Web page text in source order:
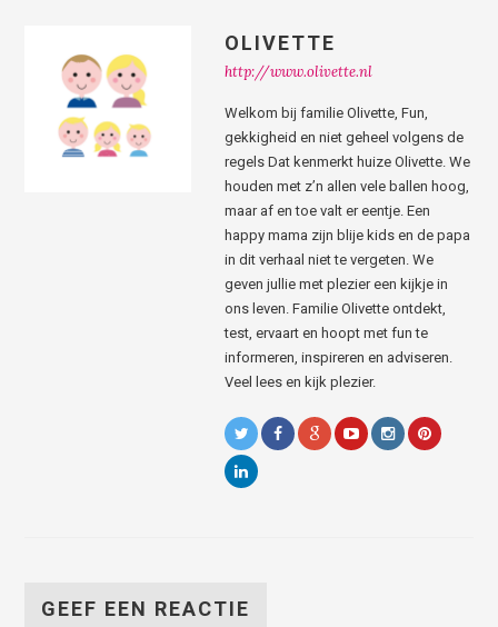
OLIVETTE
http://www.olivette.nl
Welkom bij familie Olivette, Fun,
gekkigheid en niet geheel volgens de
regels Dat kenmerkt huize Olivette. We
houden met z’n allen vele ballen hoog,
maar af en toe valt er eentje. Een
happy mama zijn blije kids en de papa
in dit verhaal niet te vergeten. We
geven jullie met plezier een kijkje in
ons leven. Familie Olivette ontdekt,
test, ervaart en hoopt met fun te
informeren, inspireren en adviseren.
Veel lees en kijk plezier.
GEEF EEN REACTIE